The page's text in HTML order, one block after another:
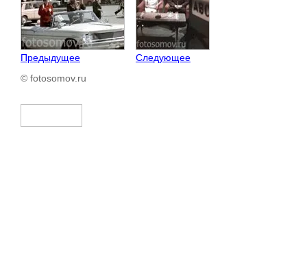
Предыдущее
Следующее
© fotosomov.ru